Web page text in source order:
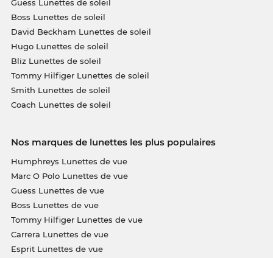
Guess Lunettes de soleil
Boss Lunettes de soleil
David Beckham Lunettes de soleil
Hugo Lunettes de soleil
Bliz Lunettes de soleil
Tommy Hilfiger Lunettes de soleil
Smith Lunettes de soleil
Coach Lunettes de soleil
Nos marques de lunettes les plus populaires
Humphreys Lunettes de vue
Marc O Polo Lunettes de vue
Guess Lunettes de vue
Boss Lunettes de vue
Tommy Hilfiger Lunettes de vue
Carrera Lunettes de vue
Esprit Lunettes de vue